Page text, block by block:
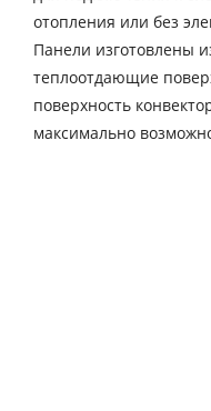
отопления или без
Панели изготовлены
теплоотдающие
поверхность
максимально